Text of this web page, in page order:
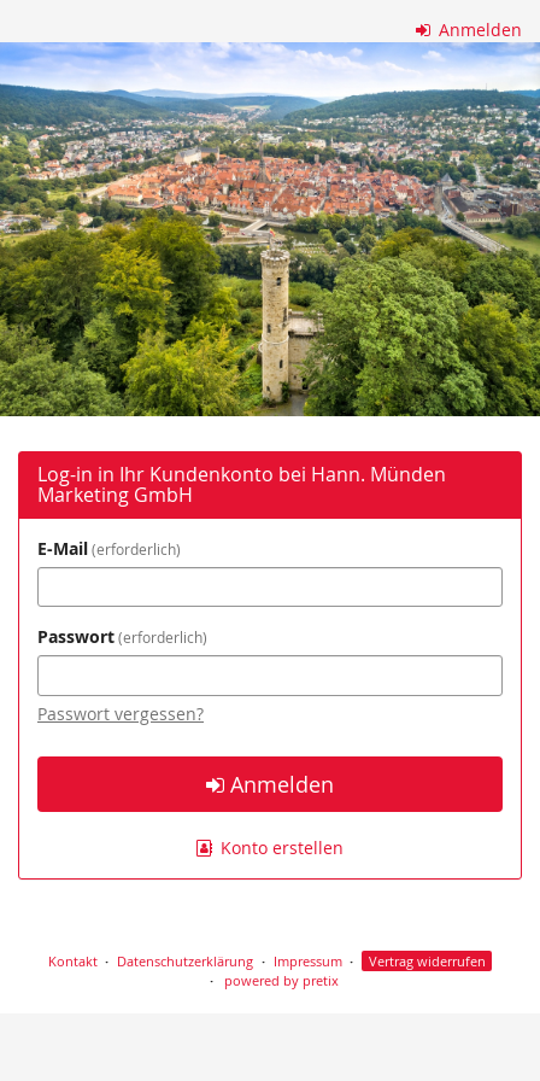
Haupt-
Inhalt
springen
Anmelden
Hann.
Münden
Marketing
GmbH
Log-in in Ihr Kundenkonto bei Hann. Münden
Marketing GmbH
E-Mail erforderlich
Passwort erforderlich
Passwort vergessen?
Anmelden
Konto erstellen
Kontakt Datenschutzerklärung Impressum
Vertrag widerrufen
powered by pretix